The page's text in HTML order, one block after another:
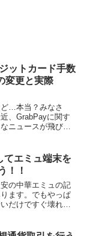
ットカード手数
変更と実際
…本当？みなさ
、GrabPayに関す
ニュースが飛び込
だって！」なんて
てエミュ端末を
！！
の中華エミュの記
ます。でもやっぱ
だけですぐ壊れた
ヤフオクで安く